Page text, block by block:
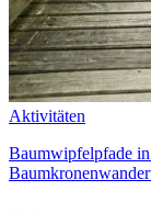
Aktivitäten
Baumwipfelpfade